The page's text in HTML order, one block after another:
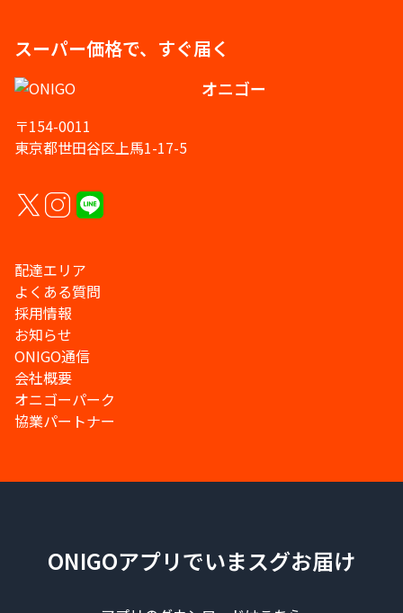
スーパー価格で、すぐ届く
オニゴー
〒154-0011
東京都世田谷区上馬1-17-5
配達エリア
よくある質問
採用情報
お知らせ
ONIGO通信
会社概要
オニゴーパーク
協業パートナー
ONIGOアプリでいまスグお届け